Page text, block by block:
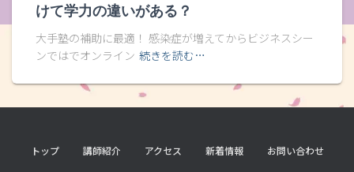
けて学力の違いがある？
大手塾の補助に最適！ 感染症が増えてからビジネスシー
ンではでオンライン 続きを読む…
トップ 講師紹介 アクセス 新着情報 お問い合わせ